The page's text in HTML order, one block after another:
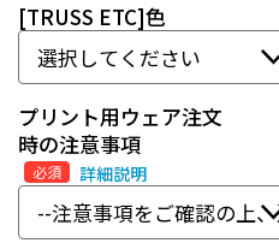
[TRUSS ETC]色
プリント用ウェア注文
時の注意事項
必須 詳細説明